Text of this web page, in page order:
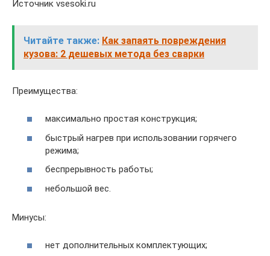
Источник vsesoki.ru
Читайте также: Как запаять повреждения
кузова: 2 дешевых метода без сварки
Преимущества:
максимально простая конструкция;
быстрый нагрев при использовании горячего
режима;
беспрерывность работы;
небольшой вес.
Минусы:
нет дополнительных комплектующих;